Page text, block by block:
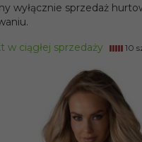
wyłącznie sprzedaż
w ciągłej sprzedaży 10